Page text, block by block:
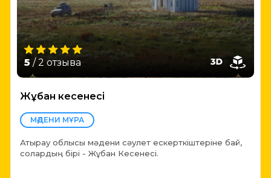
5 / 2 отзыва
Жұбан кесенесі
МӘДЕНИ МҰРА
Атырау облысы мәдени сәулет ескерткіштеріне бай,
солардың бірі - Жұбан Кесенесі.